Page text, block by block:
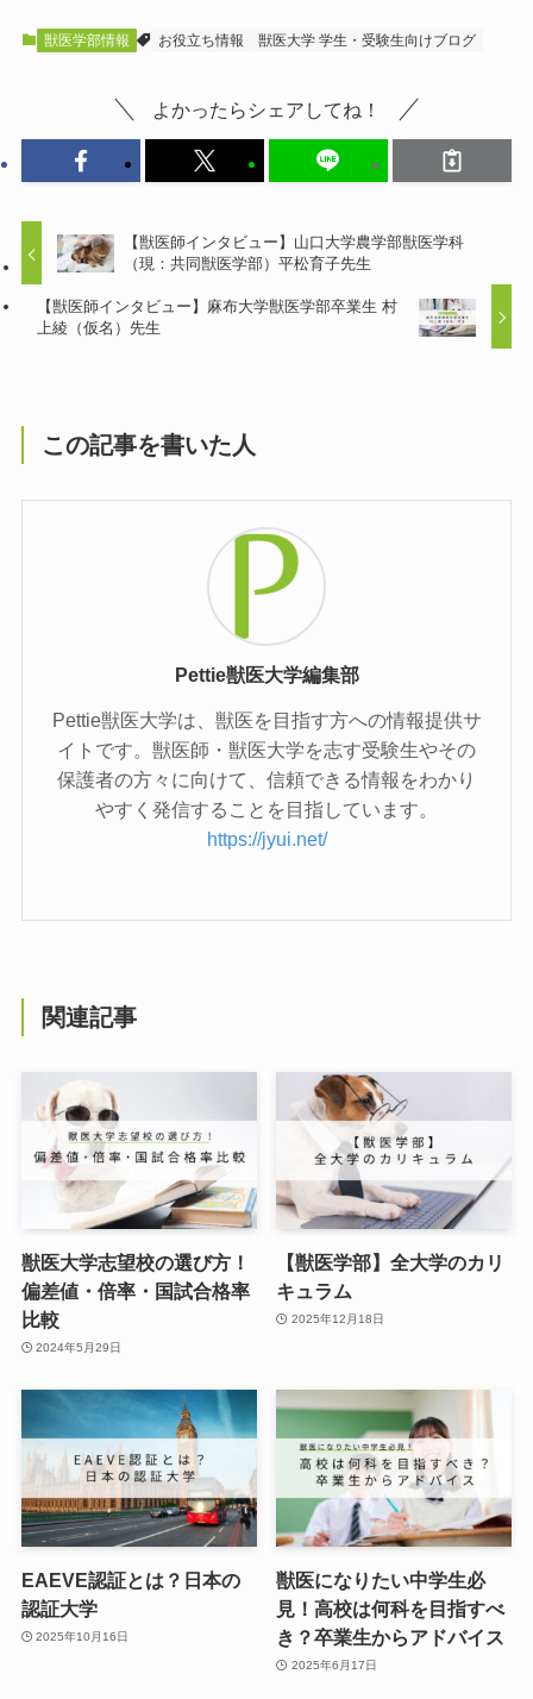
獣医学部情報 お役立ち情報 獣医大学 学生・受験生向けブログ
よかったらシェアしてね！
【獣医師インタビュー】山口大学農学部獣医学科
（現：共同獣医学部）平松育子先生
【獣医師インタビュー】麻布大学獣医学部卒業生 村
上綾（仮名）先生
この記事を書いた人
Pettie獣医大学編集部
Pettie獣医大学は、獣医を目指す方への情報提供サ
イトです。獣医師・獣医大学を志す受験生やその
保護者の方々に向けて、信頼できる情報をわかり
やすく発信することを目指しています。
https://jyui.net/
関連記事
獣医大学志望校の選び方！
偏差値・倍率・国試合格率
比較
2024年5月29日
【獣医学部】全大学のカリ
キュラム
2025年12月18日
EAEVE認証とは？日本の
認証大学
2025年10月16日
獣医になりたい中学生必
見！高校は何科を目指すべ
き？卒業生からアドバイス
2025年6月17日